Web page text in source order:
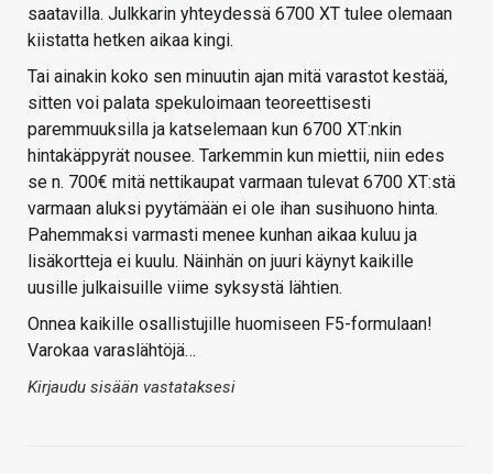
saatavilla. Julkkarin yhteydessä 6700 XT tulee olemaan
kiistatta hetken aikaa kingi.
Tai ainakin koko sen minuutin ajan mitä varastot kestää,
sitten voi palata spekuloimaan teoreettisesti
paremmuuksilla ja katselemaan kun 6700 XT:nkin
hintakäppyrät nousee. Tarkemmin kun miettii, niin edes
se n. 700€ mitä nettikaupat varmaan tulevat 6700 XT:stä
varmaan aluksi pyytämään ei ole ihan susihuono hinta.
Pahemmaksi varmasti menee kunhan aikaa kuluu ja
lisäkortteja ei kuulu. Näinhän on juuri käynyt kaikille
uusille julkaisuille viime syksystä lähtien.
Onnea kaikille osallistujille huomiseen F5-formulaan!
Varokaa varaslähtöjä…
Kirjaudu sisään vastataksesi